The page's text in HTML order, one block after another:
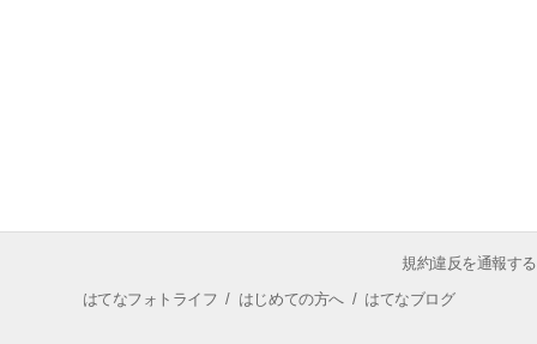
規約違反を通報する
はてなフォトライフ / はじめての方へ/ はてなブログ